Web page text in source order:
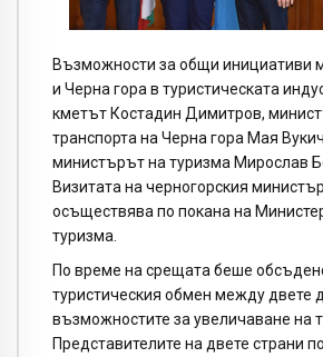
Възможности за общи инициативи
и Черна гора в туристическата
кметът Костадин Димитров,
транспорта на Черна гора Мая
министърът на туризма Мирослав
Визитата на черногорския
осъществява по покана на
туризма.
По време на срещата беше
туристическия обмен между двете
възможностите за увеличаване на
Представителите на двете страни